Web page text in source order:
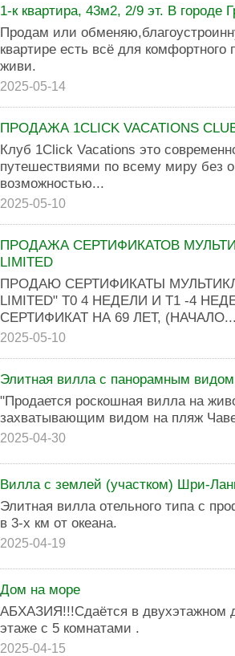
1-к квартира, 43м2, 2/9 эт. В городе
Продам или
квартире есть всё для
живи.
2025-05-14
ПРОДАЖА 1CLICK VACATIONS
Клуб 1Click Vacations это
путешествиями по всему миру без
возможностью...
2025-05-10
ПРОДАЖА СЕРТИФИКАТОВ
LIMITED
ПРОДАЮ СЕРТИФИКАТЫ
LIMITED" T0 4 НЕДЕЛИ И T1 -4
СЕРТИФИКАТ НА 69 ЛЕТ,
2025-05-10
Элитная вилла с панорамным
"Продается роскошная вилла на
захватывающим видом на пляж
2025-04-30
Вилла с землей (участком) Шри-
Элитная вилла отельного типа с
в 3-х км от океана.
2025-04-19
Дом на море
АБХАЗИЯ!!!Сдaётся в двуxэтaжном
этажe c 5 кoмнaтaми .
2025-04-15